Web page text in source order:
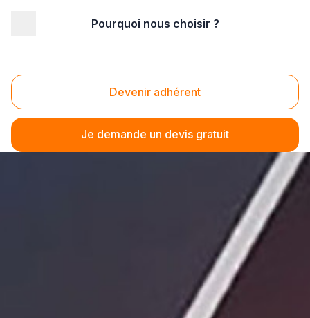
Pourquoi nous choisir ?
Devenir adhérent
Je demande un devis gratuit